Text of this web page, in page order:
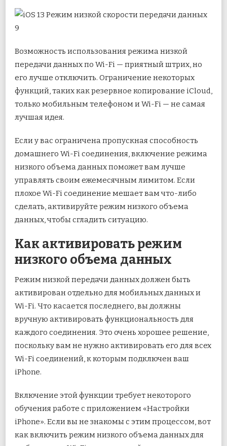
Возможность использования режима низкой
передачи данных по Wi-Fi — приятный штрих, но
его лучше отключить. Ограничение некоторых
функций, таких как резервное копирование iCloud,
только мобильным телефоном и Wi-Fi — не самая
лучшая идея.
Если у вас ограничена пропускная способность
домашнего Wi-Fi соединения, включение режима
низкого объема данных поможет вам лучше
управлять своим ежемесячным лимитом. Если
плохое Wi-Fi соединение мешает вам что-либо
сделать, активируйте режим низкого объема
данных, чтобы сгладить ситуацию.
Как активировать режим
низкого объема данных
Режим низкой передачи данных должен быть
активирован отдельно для мобильных данных и
Wi-Fi. Что касается последнего, вы должны
вручную активировать функциональность для
каждого соединения. Это очень хорошее решение,
поскольку вам не нужно активировать его для всех
Wi-Fi соединений, к которым подключен ваш
iPhone.
Включение этой функции требует некоторого
обучения работе с приложением «Настройки
iPhone». Если вы не знакомы с этим процессом, вот
как включить режим низкого объема данных для